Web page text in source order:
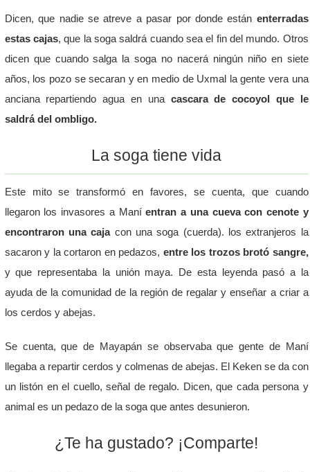
Dicen, que nadie se atreve a pasar por donde están enterradas
estas cajas, que la soga saldrá cuando sea el fin del mundo. Otros
dicen que cuando salga la soga no nacerá ningún niño en siete
años, los pozo se secaran y en medio de Uxmal la gente vera una
anciana repartiendo agua en unacascara de cocoyol que le
saldrá del ombligo.
La soga tiene vida
Este mito se transformó en favores, se cuenta, que cuando
llegaron los invasores a Maníentran a una cueva con cenote y
encontraron una cajacon una soga (cuerda). los extranjeros la
sacaron y la cortaron en pedazos, entre los trozos brotó sangre,
y que representaba la unión maya. De esta leyenda pasó a la
ayuda de la comunidad de la región de regalar y enseñar a criar a
los cerdos y abejas.
Se cuenta, que de Mayapán se observaba que gente de Maní
llegaba a repartir cerdos y colmenas de abejas. El Keken se da con
un listón en el cuello, señal de regalo. Dicen, que cada persona y
animal es un pedazo de la soga que antes desunieron.
¿Te ha gustado? ¡Comparte!